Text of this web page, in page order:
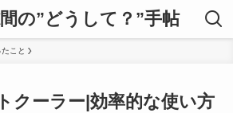
の”どうして？”手帖
こと
クーラー|効率的な使い方